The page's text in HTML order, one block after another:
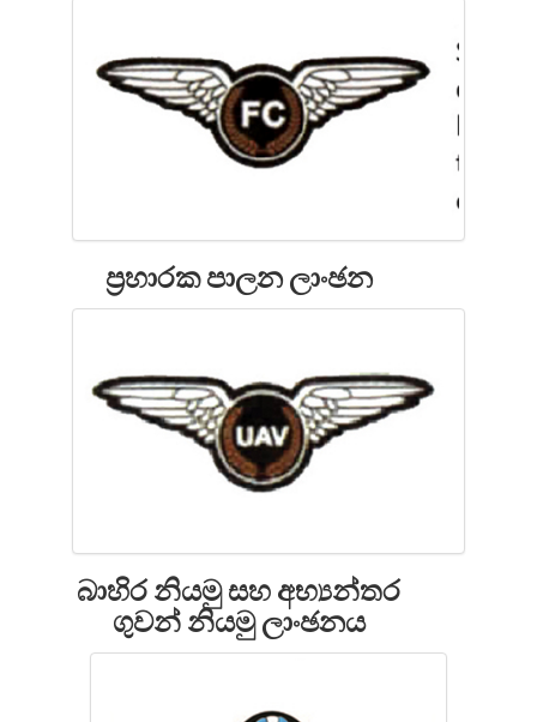
ප්‍රහාරක පාලන ලාංඡන
බාහිර නියමු සහ අභ්‍යන්තර
ගුවන් නියමු ලාංඡනය